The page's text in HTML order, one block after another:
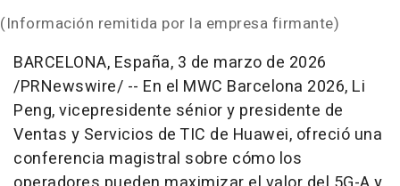
(Información remitida por la empresa firmante)
BARCELONA, España, 3 de marzo de 2026
/PRNewswire/ -- En el MWC Barcelona 2026, Li
Peng, vicepresidente sénior y presidente de
Ventas y Servicios de TIC de Huawei, ofreció una
conferencia magistral sobre cómo los